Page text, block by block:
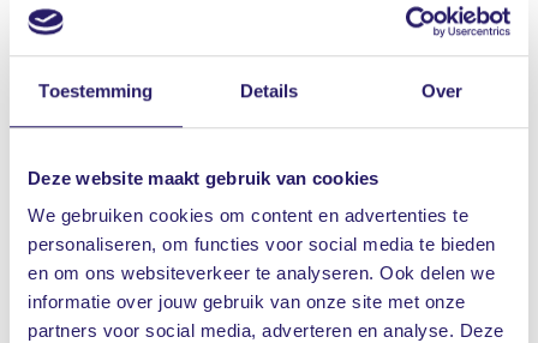
Toestemming Details Over
Deze website maakt gebruik van cookies
We gebruiken cookies om content en advertenties te
personaliseren, om functies voor social media te bieden
en om ons websiteverkeer te analyseren. Ook delen we
informatie over jouw gebruik van onze site met onze
partners voor social media, adverteren en analyse. Deze
concrete actie om mee verder te kunnen.
▪️ Leiderschap en de invloed op jouw organisatie.
▪️ Sociale veiligheid en een bedrijfscultuur die
werkt.
▪️ Personeelstekorten en het behouden van
mensen.
▪️ Subsidies en slimme mogelijkheden die vaak